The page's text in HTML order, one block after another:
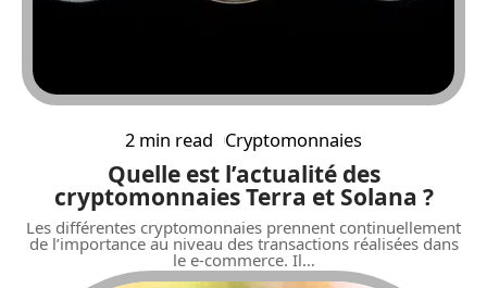
2 min read Cryptomonnaies
Quelle est l’actualité des
cryptomonnaies Terra et Solana ?
Les différentes cryptomonnaies prennent continuellement
de l’importance au niveau des transactions réalisées dans
le e-commerce. Il…